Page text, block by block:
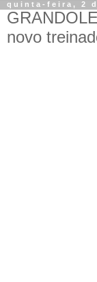
quinta-feira, 2
novo